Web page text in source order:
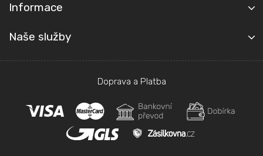
Informace
Naše služby
Doprava a Platba